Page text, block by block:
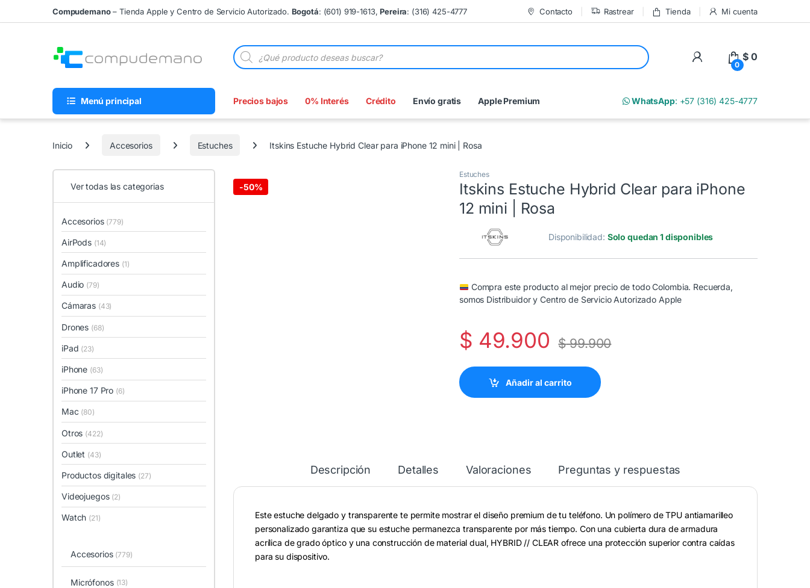
Skip to navigation
Skip to contentCompudemano– Tienda Apple y Centro de Servicio Autorizado. Bogotá: (601) 919-1613,Pereira: (316) 425-4777 Contacto Rastrear Tienda Mi cuenta
Búsqueda de productos
My Account
0
$ 0
Menú principal Precios bajos 0% Interés Crédito Envío gratis Apple Premium WhatsApp: +57 (316) 425-4777
Inicio Accesorios Estuches Itskins Estuche Hybrid Clear para iPhone 12 mini | Rosa
-50%
Estuches
Itskins Estuche Hybrid Clear para iPhone
12 mini | Rosa
Disponibilidad: Solo quedan 1 disponibles
Compra este producto al mejor precio de todo Colombia. Recuerda,
somos Distribuidor y Centro de Servicio Autorizado Apple
$ 49.900 $99.900
Añadir al carrito
Descripción Detalles Valoraciones Preguntas y respuestas
Este estuche delgado y transparente te permite mostrar el diseño premium de tu teléfono. Un polímero de TPU antiamarilleo
personalizado garantiza que su estuche permanezca transparente por más tiempo. Con una cubierta dura de armadura
acrílica de grado óptico y una construcción de material dual, HYBRID // CLEAR ofrece una protección superior contra caídas
para su dispositivo.
Ver todas las categorias
Accesorios (779)
AirPods (14)
Amplificadores (1)
Audio (79)
Cámaras (43)
Drones (68)
iPad (23)
iPhone (63)
iPhone 17 Pro (6)
Mac (80)
Otros (422)
Outlet (43)
Productos digitales (27)
Videojuegos (2)
Watch (21)
Accesorios (779)
Micrófonos (13)